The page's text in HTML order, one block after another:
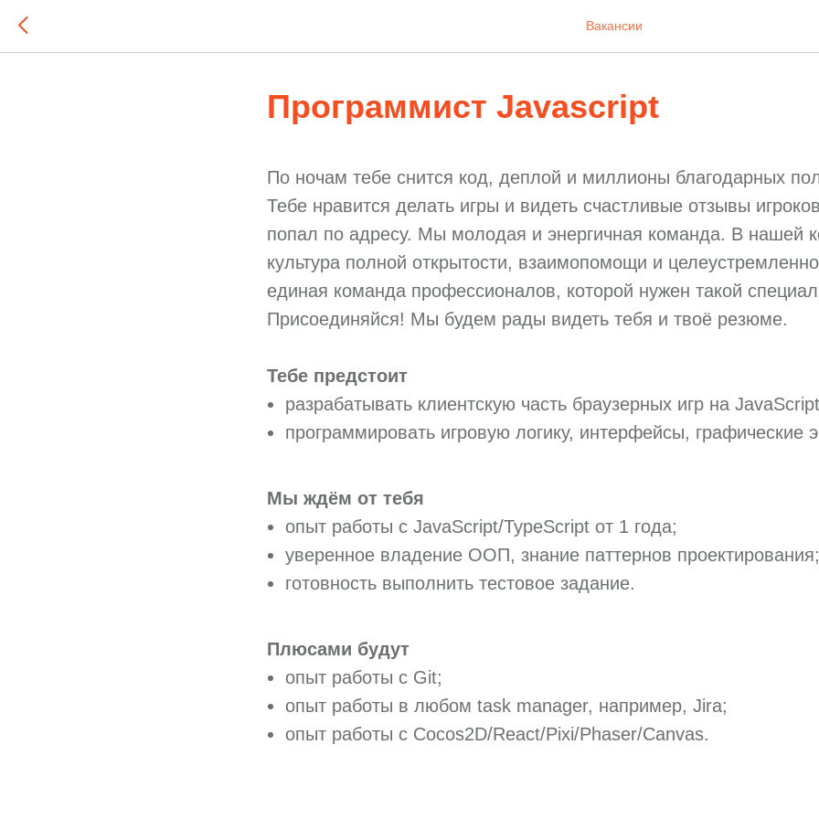
Вакансии
Программист Javascript
По ночам тебе снится код, деплой и миллионы благодарных
Тебе нравится делать игры и видеть счастливые отзывы
попал по адресу. Мы молодая и энергичная команда. В нашей
культура полной открытости, взаимопомощи и
единая команда профессионалов, которой нужен такой
Присоединяйся! Мы будем рады видеть тебя и твоё резюме.
Тебе предстоит
разрабатывать клиентскую часть браузерных игр на
программировать игровую логику, интерфейсы, графические
Мы ждём от тебя
опыт работы с JavaScript/TypeScript от 1 года;
уверенное владение ООП, знание паттернов проектирования;
готовность выполнить тестовое задание.
Плюсами будут
опыт работы с Git;
опыт работы в любом task manager, например, Jira;
опыт работы с Cocos2D/React/Pixi/Phaser/Canvas.